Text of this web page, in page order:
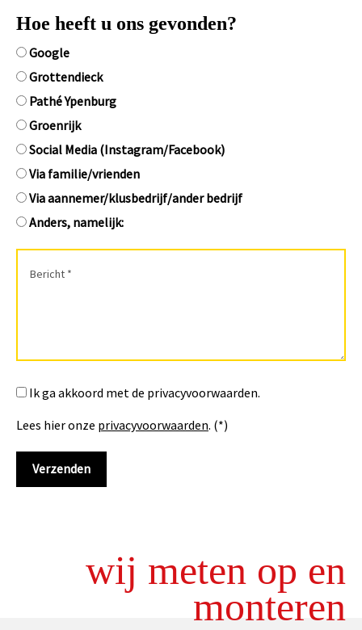
Hoe heeft u ons gevonden?
Google
Grottendieck
Pathé Ypenburg
Groenrijk
Social Media (Instagram/Facebook)
Via familie/vrienden
Via aannemer/klusbedrijf/ander bedrijf
Anders, namelijk:
Ik ga akkoord met de privacyvoorwaarden.
Lees hier onze privacyvoorwaarden. (*)
wij meten op en
monteren